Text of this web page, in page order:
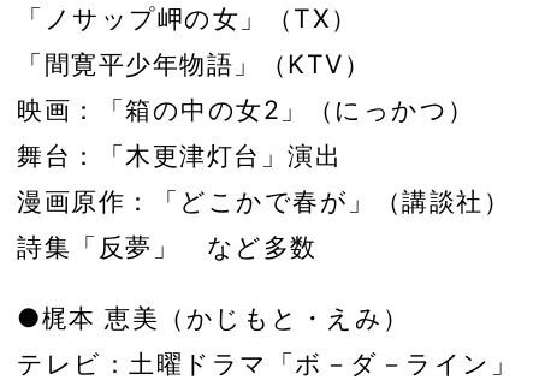
「ノサップ岬の女」（TX）
「間寛平少年物語」（KTV）
映画：「箱の中の女2」（にっかつ）
舞台：「木更津灯台」演出
漫画原作：「どこかで春が」（講談社）
詩集「反夢」 など多数
●梶本 恵美（かじもと・えみ）
テレビ：土曜ドラマ「ボ－ダ－ライン」